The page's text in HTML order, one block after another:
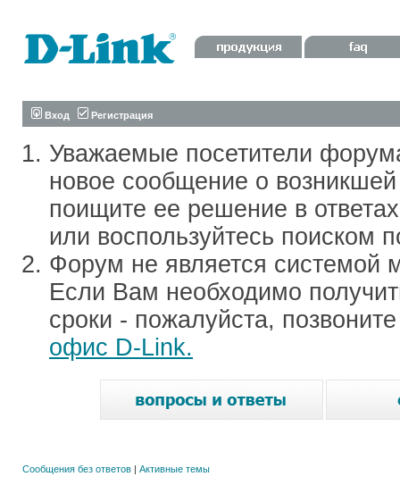
Вход Регистрация
Уважаемые посетители
новое сообщение о
поищите ее решение в
или воспользуйтесь поиском
Форум не является системой
Если Вам необходимо
сроки - пожалуйста,
офис D-Link.
Сообщения без ответов | Активные темы